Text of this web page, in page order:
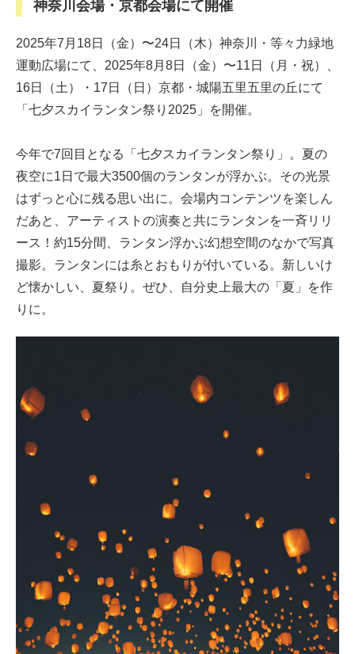
神奈川会場・京都会場にて開催
2025年7月18日（金）〜24日（木）神奈川・等々力緑地
運動広場にて、2025年8月8日（金）〜11日（月・祝）、
16日（土）・17日（日）京都・城陽五里五里の丘にて
「七夕スカイランタン祭り2025」を開催。
今年で7回目となる「七夕スカイランタン祭り」。夏の
夜空に1日で最大3500個のランタンが浮かぶ。その光景
はずっと心に残る思い出に。会場内コンテンツを楽しん
だあと、アーティストの演奏と共にランタンを一斉リリ
ース！約15分間、ランタン浮かぶ幻想空間のなかで写真
撮影。ランタンには糸とおもりが付いている。新しいけ
ど懐かしい、夏祭り。ぜひ、自分史上最大の「夏」を作
りに。